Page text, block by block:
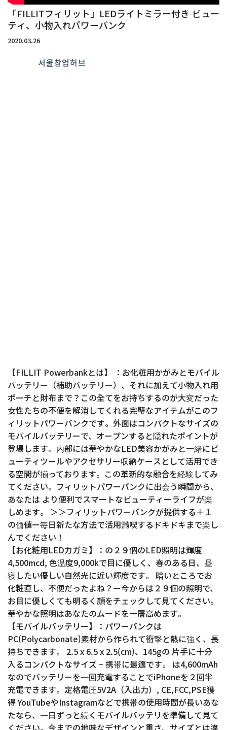
「FILLITフィリット」LEDライトミラー付き ビュー
ティ、小物入れパワーバンク
2020.03.26
서울창업허브
【FILLIT Powerbankとは】 ：お化粧用かがみとモバイル
バッテリー（補助バッテリー）、それに加えて小物入れ用
ポーチと財布まで？この全てをお持ちするのが大変だった
女性たちの不便を解消してくれる完璧なアイテムがこのフ
ィリットパワーバンクです。外面はコンパクトなサイズの
モバイルバッテリーで、オープンすると隠れたポイントが
登場します。内部には華やかなLED美容かがみと一緒にビ
ューティツールやアクセサリー収納ケースとして活用でき
る空間が揃っております。この革新的な融合を経験してみ
てください。フィリットパワーバンクに出会う瞬間から、
あなたは より便利でスマートなビューティーライフが楽
しめます。 ＞＞フィリットパワーバンクが提供する＋１
の価値ー毎日新たな方法で活用満喫するドキドキまで楽し
んでください！
【お化粧用LEDカガミ】：の２９個のLED照明は輝度
4,500mcd, 色温度9,000kで目に優しく、春のある日、昼
寝したい優しい自然光に近い輝度です。 暗いところでお
化粧直し、不便だったよね？ー今からは２９個の照明で、
お目に優しくても明るく顔をチェックして見てください。
華やかな照明はあなたのムードを一層高めます。
【モバイルバッテリー】：パワーバンクは
PC(Polycarbonate)素材から作られて衝撃と熱に強く、長
持ちできます。 2.5 x 6.5 x 2.5(cm)、145gの 片手に十分
入るコンパクトなサイズ – 携帯に最適です。 は4,600mAh
なのでバッテリーを一回充電することでiPhoneを２回半
充電できます。定格電圧5V2A（入出力）, CE,FCC,PSE獲
得 YouTubeやInstagramなどで携帯の使用時間が長いあな
たなら、一日ずっと続くモバイルバッテリを準備して見て
ください。今までの地味なデザインと重さ、サイズとは違